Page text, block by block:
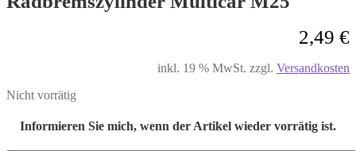
2,49 €
inkl. 19 % MwSt. zzgl. Versandkosten
Nicht vorrätig
Informieren Sie mich, wenn der Artikel wieder vorrätig ist.